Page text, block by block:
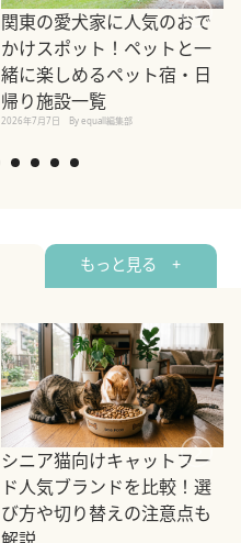
関東の愛犬家に人気のおで
かけスポット！ペットと一
緒に楽しめるペット宿・日
帰り施設一覧
2026年7月7日 By equall編集部
もっと見る +
シニア猫向けキャットフー
ド人気ブランドを比較！選
び方や切り替えの注意点も